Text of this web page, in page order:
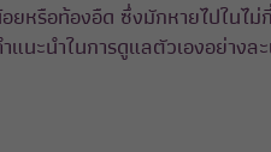
ยหรือท้องอืด ซึ่งมักหายไปในไ
นะนำในการดูแลตัวเองอย่างละ